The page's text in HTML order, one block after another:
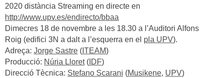
2020 distància Streaming en directe en
http://www.upv.es/endirecto/bbaa
Dimecres 18 de novembre a les 18.30 a l’Auditori Alfons
Roig (edifici 3N a dalt a l’esquerra en el pla UPV).
Adreça: Jorge Sastre ( ITEAM)
Producció: Núria Lloret( IDF)
Direcció Tècnica: Stefano Scarani (Musikene, UPV)